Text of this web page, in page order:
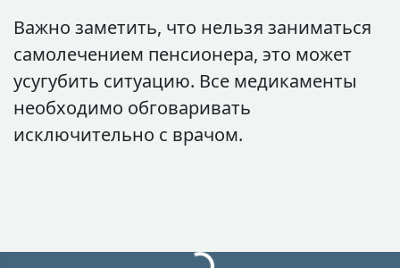
Важно заметить, что нельзя заниматься
самолечением пенсионера, это может
усугубить ситуацию. Все медикаменты
необходимо обговаривать
исключительно с врачом.